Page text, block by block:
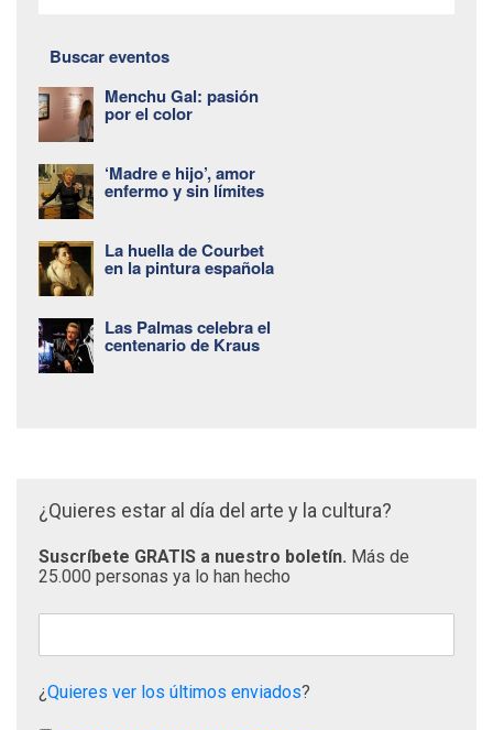
Buscar eventos
Menchu Gal: pasión
por el color
‘Madre e hijo’, amor
enfermo y sin límites
La huella de Courbet
en la pintura española
Las Palmas celebra el
centenario de Kraus
¿Quieres estar al día del arte y la cultura?
Suscríbete GRATIS a nuestro boletín. Más de
25.000 personas ya lo han hecho
¿Quieres ver los últimos enviados?